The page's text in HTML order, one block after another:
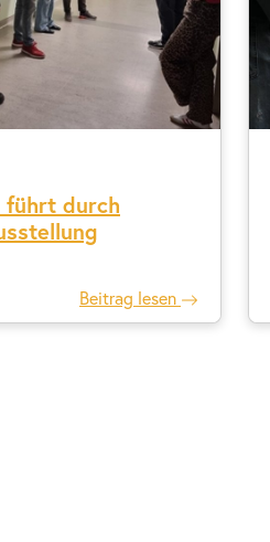
führt durch
Beitrag lesen